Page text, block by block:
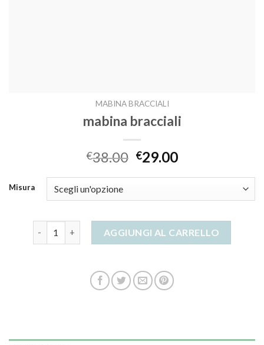
MABINA BRACCIALI
mabina bracciali
€38.00 €29.00
Misura
AGGIUNGI AL CARRELLO